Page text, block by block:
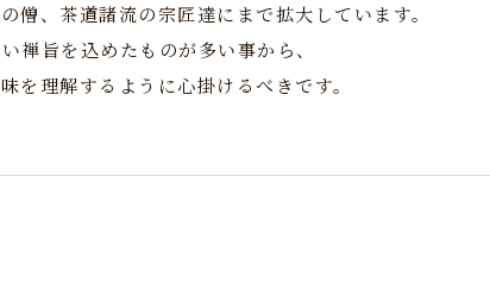
僧、茶道諸流の宗匠達にまで拡大しています。
禅旨を込めたものが多い事から、
を理解するように心掛けるべきです。